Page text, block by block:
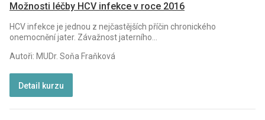
Možnosti léčby HCV infekce v roce 2016
HCV infekce je jednou z nejčastějších příčin chronického
onemocnění jater. Závažnost jaterního...
Autoři: MUDr. Soňa Fraňková
Detail kurzu